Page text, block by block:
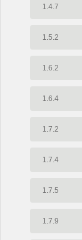
1.4.7
1.5.2
1.6.2
1.6.4
1.7.2
1.7.4
1.7.5
1.7.9